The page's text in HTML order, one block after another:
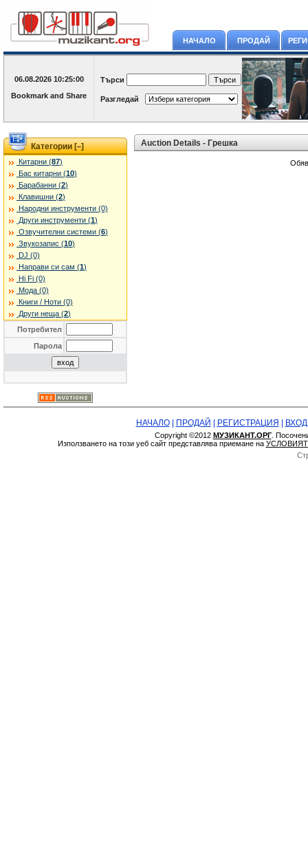
НАЧАЛО ПРОДАЙ
06.08.2026 10:25:00 Търси
Разгледай
Категории [–]
Китарни (87)
Бас китарни (10)
Барабанни (2)
Клавишни (2)
Народни инструменти (0)
Други инструменти (1)
Озвучителни системи (6)
Звукозапис (10)
DJ (0)
Направи си сам (1)
Hi Fi (0)
Мода (0)
Книги / Ноти (0)
Други неща (2)
Потребител
Парола
Auction Details - Грешка
НАЧАЛО| ПРОДАЙ РЕГИСТРАЦИЯ ВХОД
Copyright ©2012 МУЗИКАНТ.ОРГ.
Използването на този уеб сайт представлява приемане на